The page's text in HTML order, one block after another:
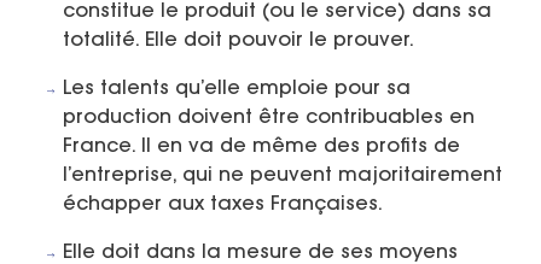
constitue le produit (ou le service) dans sa
totalité. Elle doit pouvoir le prouver.
Les talents qu’elle emploie pour sa
production doivent être contribuables en
France. Il en va de même des profits de
l’entreprise, qui ne peuvent majoritairement
échapper aux taxes Françaises.
Elle doit dans la mesure de ses moyens